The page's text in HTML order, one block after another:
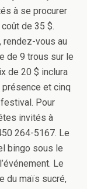
à se procurer
de 35 $.
rendez-vous au
de 9 trous sur le
de 20 $ inclura
et cinq
Pour
invités à
264-5167. Le
bingo sous le
Le
du maïs sucré,